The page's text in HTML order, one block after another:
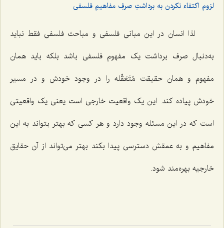
لزوم اکتفاء نکردن به برداشتِ صرفِ مفاهیمِ فلسفی
لذا انسان در این مبانى فلسفى و مباحث فلسفى فقط نباید
به‌دنبال صرف برداشت یک مفهوم فلسفى باشد بلکه باید همان
مفهوم و همان حقیقت مُتَعَقِّله را در وجود خودش و در مسیر
خودش پیاده کند. این یک واقعیت خارجى است یعنى یک واقعیتى
است که در این مسئله وجود دارد و هر کسى که بهتر بتواند به این
مفاهیم و به عمقش دسترسى پیدا بکند بهتر مى‌تواند از آن حقایق
خارجیه بهره‌مند شود.